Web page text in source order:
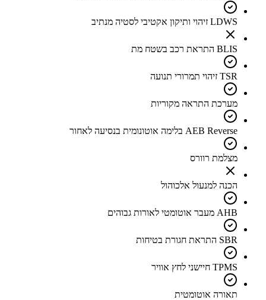
LDWS זיהוי ותיקון אקטיבי לסטיה מנתיב
BLIS התראת רכב בשטח מת
TSR זיהוי תמרורי תנועה
מערכת התראה מקוריות
AEB Reverse בלימה אוטונומית בנסיעה לאחור
מצלמת רוורס
הכנה למנעול אלכוהול
AHB מעבר אוטומטי לאורות גבוהים
SBR התראת חגורת בטיחות
TPMS חיישני לחץ אוויר
תאורה אוטומטית